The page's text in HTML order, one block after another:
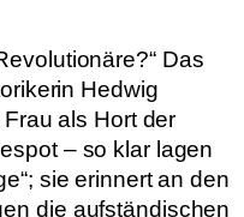
Das
Hedwig
als Hort der
– so klar lagen
sie erinnert an den
die aufständischen